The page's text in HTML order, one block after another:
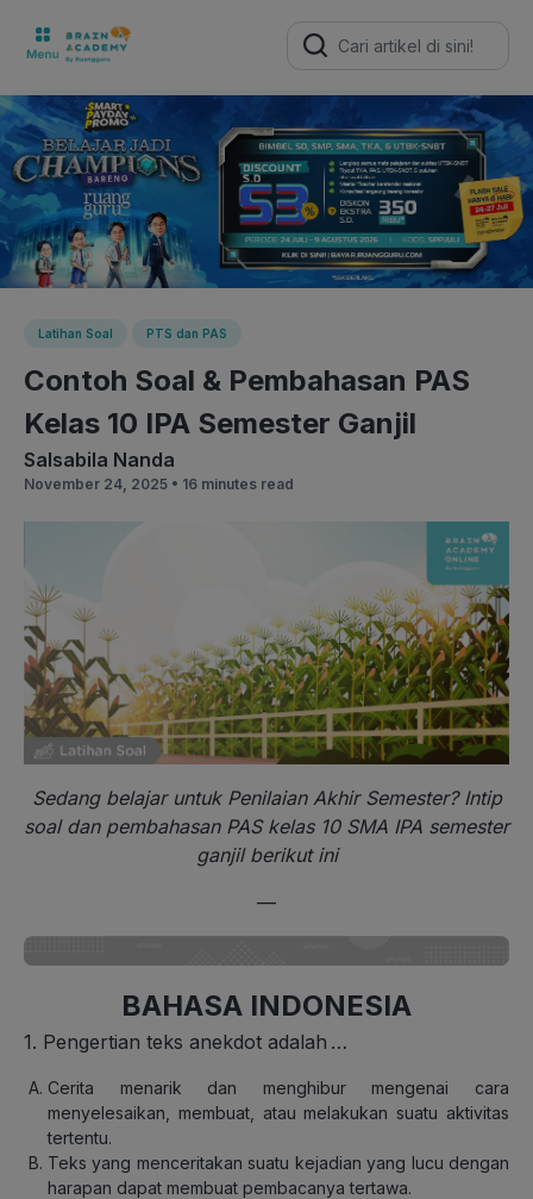
Search
for:
Latihan Soal PTS dan PAS
Contoh Soal & Pembahasan PAS
Kelas 10 IPA Semester Ganjil
Salsabila Nanda
November 24, 2025 • 16 minutes read
Sedang belajar untuk Penilaian Akhir Semester? Intip
soal dan pembahasan PAS kelas 10 SMA IPA semester
ganjil berikut ini
—
BAHASA INDONESIA
1. Pengertian teks anekdot adalah …
Cerita menarik dan menghibur mengenai cara
menyelesaikan, membuat, atau melakukan suatu aktivitas
tertentu.
Teks yang menceritakan suatu kejadian yang lucu dengan
harapan dapat membuat pembacanya tertawa.